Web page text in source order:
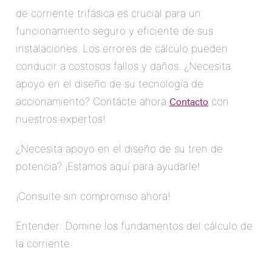
de corriente trifásica es crucial para un
funcionamiento seguro y eficiente de sus
instalaciones. Los errores de cálculo pueden
conducir a costosos fallos y daños. ¿Necesita
apoyo en el diseño de su tecnología de
accionamiento? Contácte ahora Contacto con
nuestros expertos!
¿Necesita apoyo en el diseño de su tren de
potencia? ¡Estamos aquí para ayudarle!
¡Consulte sin compromiso ahora!
Entender: Domine los fundamentos del cálculo de
la corriente